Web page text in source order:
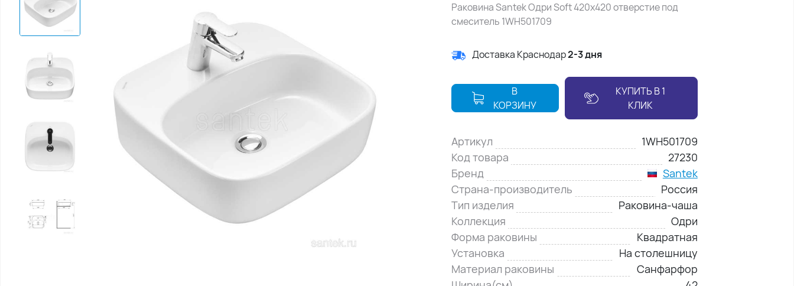
Раковина Santek Одри Soft 420х420 отверстие под
смеситель 1WH501709
Доставка Краснодар2-3 дня
В
КОРЗИНУ
КУПИТЬ В 1
КЛИК
Артикул
1WH501709
Код товара
27230
Бренд
Santek
Страна-производитель
Россия
Тип изделия
Раковина-чаша
Коллекция
Одри
Форма раковины
Квадратная
Установка
На столешницу
Материал раковины
Санфарфор